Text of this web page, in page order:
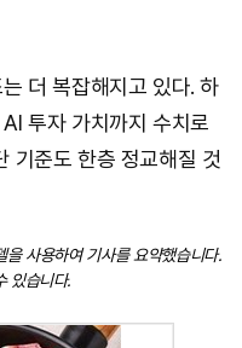
더 복잡해지고 있다. 하
투자 가치까지 수치로
기준도 한층 정교해질 것
사용하여 기사를 요약했습니다.
있습니다.